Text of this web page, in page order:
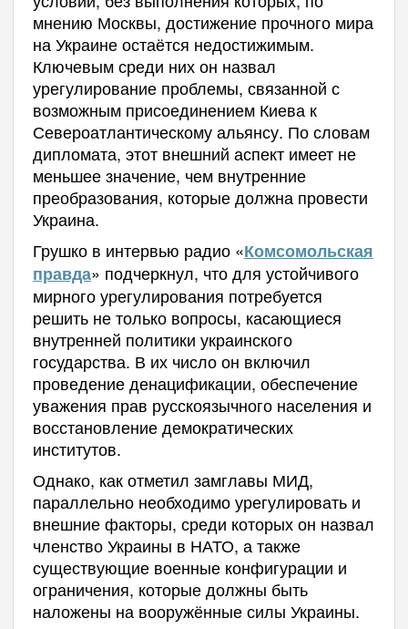
мнению Москвы, достижение прочного мира
на Украине остаётся недостижимым.
Ключевым среди них он назвал
урегулирование проблемы, связанной с
возможным присоединением Киева к
Североатлантическому альянсу. По словам
дипломата, этот внешний аспект имеет не
меньшее значение, чем внутренние
преобразования, которые должна провести
Украина.
Грушко в интервью радио «Комсомольская
правда» подчеркнул, что для устойчивого
мирного урегулирования потребуется
решить не только вопросы, касающиеся
внутренней политики украинского
государства. В их число он включил
проведение денацификации, обеспечение
уважения прав русскоязычного населения и
восстановление демократических
институтов.
Однако, как отметил замглавы МИД,
параллельно необходимо урегулировать и
внешние факторы, среди которых он назвал
членство Украины в НАТО, а также
существующие военные конфигурации и
ограничения, которые должны быть
наложены на вооружённые силы Украины.